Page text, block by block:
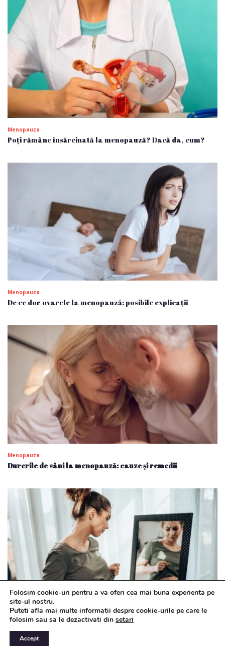
Menopauza
Poți rămâne însărcinată la menopauză? Dacă da, cum?
Menopauza
De ce dor ovarele la menopauză: posibile explicații
Menopauza
Durerile de sâni la menopauză: cauze și remedii
Menopauza
face pentru a o remedia
Folosim cookie-uri pentru a va oferi cea mai buna experienta pe
site-ul nostru.
Puteti afla mai multe informatii despre cookie-urile pe care le
folosim sau sa le dezactivati din setari
Accept